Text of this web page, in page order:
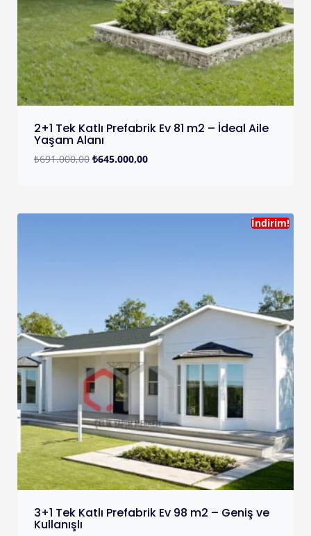
2+1 Tek Katlı Prefabrik Ev 81 m2 – İdeal Aile
Yaşam Alanı
₺691.000,00 ₺645.000,00
İndirim!
3+1 Tek Katlı Prefabrik Ev 98 m2 – Geniş ve
Kullanışlı